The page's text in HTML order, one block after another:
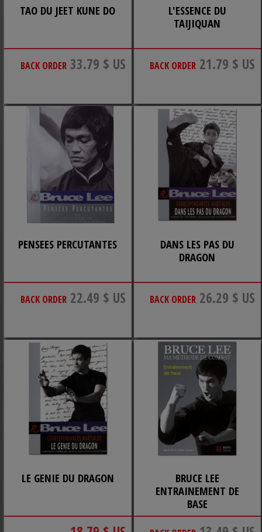
TAO DU JEET KUNE DO
BACK ORDER 33.79 $ US
L'ESSENCE DU
TAIJIQUAN
BACK ORDER 21.79 $ US
PENSEES PERCUTANTES
BACK ORDER 22.49 $ US
DANS LES PAS DU
DRAGON
BACK ORDER 26.29 $ US
LE GENIE DU DRAGON
BRUCE LEE
ENTRAINEMENT DE
BASE